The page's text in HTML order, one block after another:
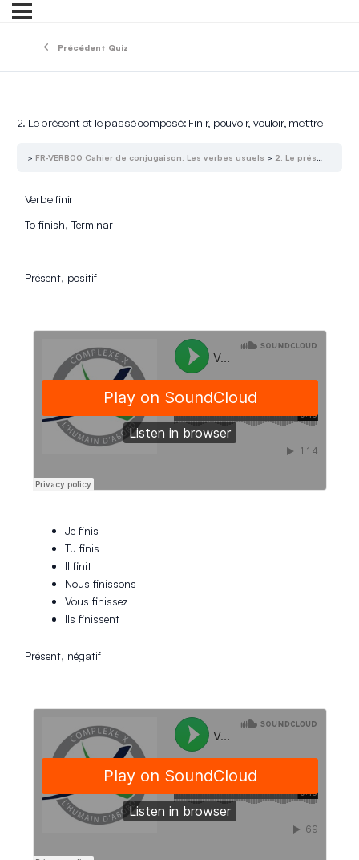
Précédent Quiz
2. Le présent et le passé composé: Finir, pouvoir, vouloir, mettre
FR-VERB00 Cahier de conjugaison: Les verbes usuels 2. Le présent et le passé composé: Finir, pouvoir, vouloir, mettre
Verbe finir
To finish, Terminar
Présent, positif
Je finis
Tu finis
Il finit
Nous finissons
Vous finissez
Ils finissent
Présent, négatif